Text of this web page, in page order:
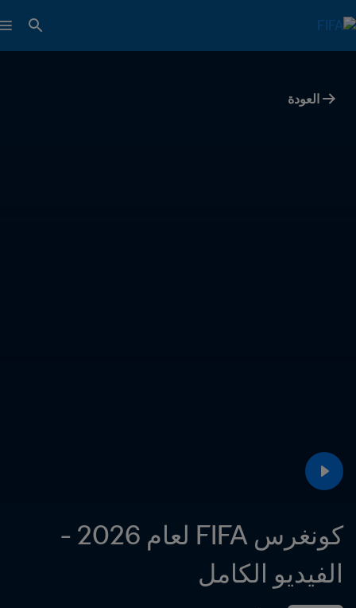
العودة
الفيديو الكامل